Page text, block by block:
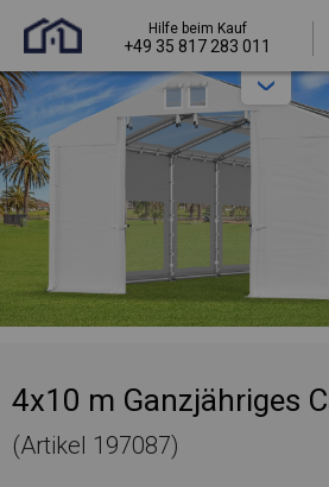
Hilfe beim Kauf
+49 35 817 283 011
4x10 m Ganzjähriges
(Artikel 197087)